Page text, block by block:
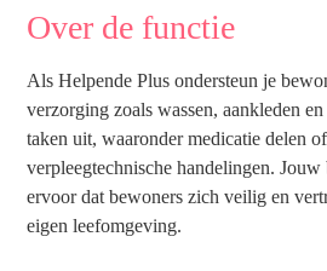
Over de functie
Als Helpende Plus ondersteun je
verzorging zoals wassen, aankleden
taken uit, waaronder medicatie delen
verpleegtechnische handelingen.
ervoor dat bewoners zich veilig en
eigen leefomgeving.